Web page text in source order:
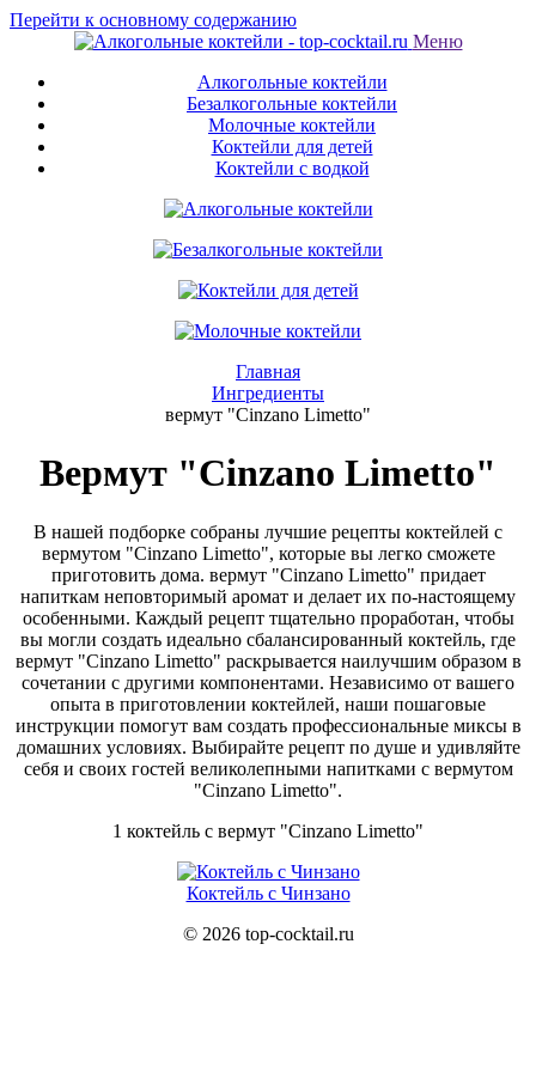
Перейти к основному содержанию
Меню
Алкогольные коктейли
Безалкогольные коктейли
Молочные коктейли
Коктейли для детей
Коктейли с водкой
Главная
Ингредиенты
вермут "Cinzano Limetto"
Вермут "Cinzano Limetto"
В нашей подборке собраны лучшие рецепты коктейлей с
вермутом "Cinzano Limetto", которые вы легко сможете
приготовить дома. вермут "Cinzano Limetto" придает
напиткам неповторимый аромат и делает их по-настоящему
особенными. Каждый рецепт тщательно проработан, чтобы
вы могли создать идеально сбалансированный коктейль, где
вермут "Cinzano Limetto" раскрывается наилучшим образом в
сочетании с другими компонентами. Независимо от вашего
опыта в приготовлении коктейлей, наши пошаговые
инструкции помогут вам создать профессиональные миксы в
домашних условиях. Выбирайте рецепт по душе и удивляйте
себя и своих гостей великолепными напитками с вермутом
"Cinzano Limetto".
1 коктейль с вермут "Cinzano Limetto"
Коктейль с Чинзано
© 2026 top-cocktail.ru